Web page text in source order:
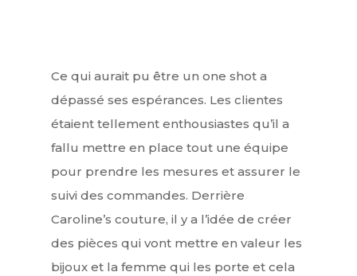
Ce qui aurait pu être un one shot a
dépassé ses espérances. Les clientes
étaient tellement enthousiastes qu’il a
fallu mettre en place tout une équipe
pour prendre les mesures et assurer le
suivi des commandes. Derrière
Caroline’s couture, il y a l’idée de créer
des pièces qui vont mettre en valeur les
bijoux et la femme qui les porte et cela